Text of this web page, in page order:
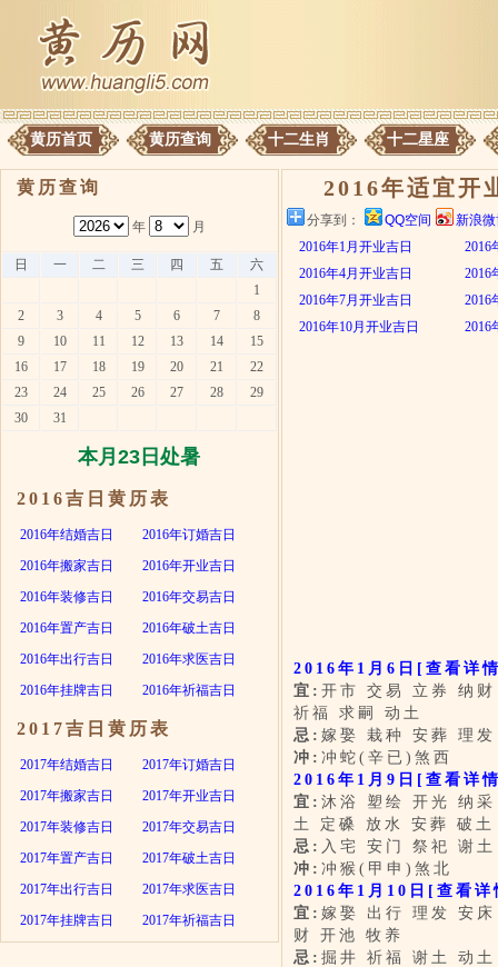
黄历首页 黄历查询 十二生肖 十二星座
黄历查询
年 月
日 一 二 三 四 五
六
1
2
3 4 5 6 7
8
9
10 11 12 13 14
15
16
17 18 19 20 21
22
23
24 25 26 27 28
29
30
31
本月23日处暑
2016吉日黄历表
2016年结婚吉日
2016年订婚吉日
2016年搬家吉日
2016年开业吉日
2016年装修吉日
2016年交易吉日
2016年置产吉日
2016年破土吉日
2016年出行吉日
2016年求医吉日
2016年挂牌吉日
2016年祈福吉日
2017吉日黄历表
2017年结婚吉日
2017年订婚吉日
2017年搬家吉日
2017年开业吉日
2017年装修吉日
2017年交易吉日
2017年置产吉日
2017年破土吉日
2017年出行吉日
2017年求医吉日
2017年挂牌吉日
2017年祈福吉日
2016年适宜开
分享到： QQ空间
新浪
2016年1月开业吉日
2016
2016年4月开业吉日
2016
2016年7月开业吉日
2016
2016年10月开业吉日
2016
2016年1月6日 [查看详
宜: 开市 交易 立券 纳
祈福 求嗣 动土
忌: 嫁娶 栽种 安葬 理
冲: 冲蛇(辛已)煞西
2016年1月9日 [查看详
宜: 沐浴 塑绘 开光 纳
土 定磉 放水 安葬 破
忌: 入宅 安门 祭祀 谢土
冲: 冲猴(甲申)煞北
2016年1月10日 [查看
宜: 嫁娶 出行 理发 安
财 开池 牧养
忌: 掘井 祈福 谢土 动